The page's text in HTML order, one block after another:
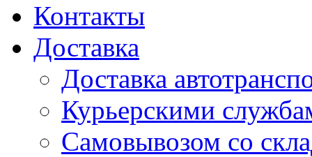
Контакты
Доставка
Доставка
Курьерскими
Самовывозом со